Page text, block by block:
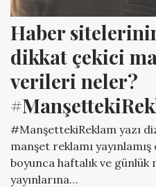
Haber
dikkat çekici
verileri neler?
#ManşettekiReklam yazı
manşet reklamı
boyunca haftalık ve günlük
yayınlarına…